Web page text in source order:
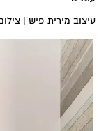
עיצוב מירית פיש |